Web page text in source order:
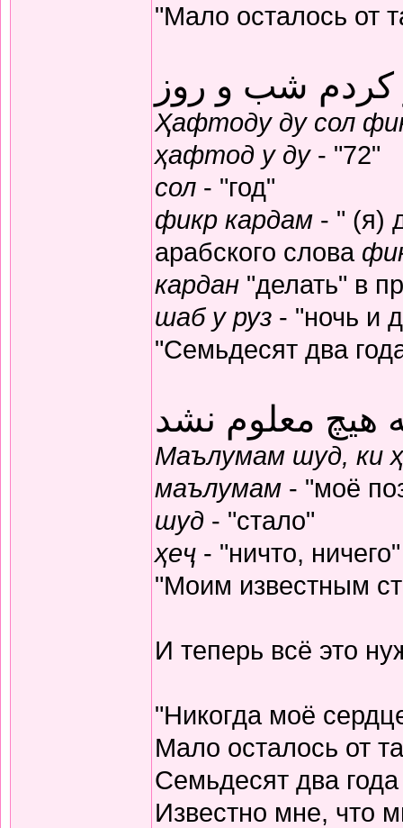
"Мало осталось от
کردم شب و روز
Ҳафтоду ду сол
ҳафтод у ду- "72"
сол - "год"
фикр кардам - " (я)
арабского слова
кардан "делать" в
шаб у руз - "ночь и
"Семьдесят два
هیچ معلوم نشد
Маълумам шуд, ки
маълумам - "моё
шуд - "стало"
ҳеҷ - "ничто, ничего"
"Моим известным
И теперь всё это
"Никогда моё
Мало осталось от
Семьдесят два
Известно мне, что